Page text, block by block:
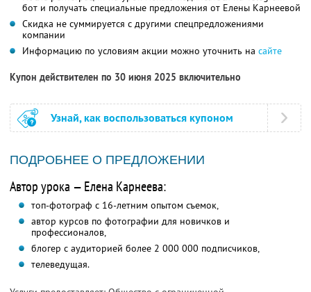
бот и получать специальные предложения от Елены Карнеевой
Скидка не суммируется с другими спецпредложениями
компании
Информацию по условиям акции можно уточнить на сайте
Купон действителен по 30 июня 2025 включительно
Узнай, как воспользоваться купоном
ПОДРОБНЕЕ О ПРЕДЛОЖЕНИИ
Автор урока — Елена Карнеева:
топ-фотограф с 16-летним опытом съемок,
автор курсов по фотографии для новичков и
профессионалов,
блогер с аудиторией более 2 000 000 подписчиков,
телеведущая.